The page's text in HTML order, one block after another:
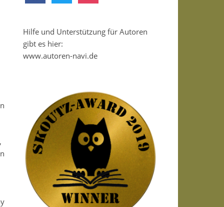
Hilfe und Unterstützung für Autoren
gibt es hier:
www.autoren-navi.de